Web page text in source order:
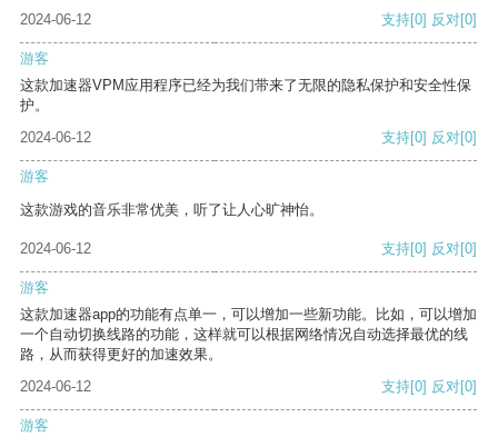
2024-06-12
支持[0] 反对[0]
游客
这款加速器VPM应用程序已经为我们带来了无限的隐私保护和安全性保
护。
2024-06-12
支持[0] 反对[0]
游客
这款游戏的音乐非常优美，听了让人心旷神怡。
2024-06-12 支持[0] 反对[0]
游客
这款加速器app的功能有点单一，可以增加一些新功能。比如，可以增加
一个自动切换线路的功能，这样就可以根据网络情况自动选择最优的线
路，从而获得更好的加速效果。
2024-06-12
支持[0] 反对[0]
游客